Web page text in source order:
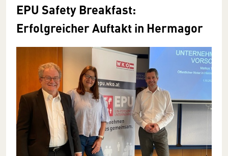
EPU Safety Breakfast:
Erfolgreicher Auftakt in Hermagor